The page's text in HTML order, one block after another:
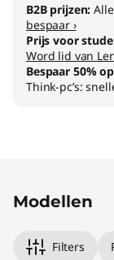
B2B prijzen:
bespaar ›
Prijs voor
Word lid van
Bespaar 50%
Think-pc’s:
Modellen
Filters